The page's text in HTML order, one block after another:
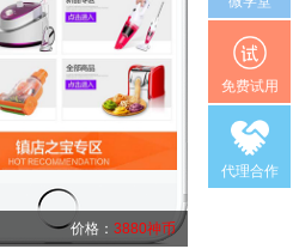
价格： 3880神币
免费试用
代理合作